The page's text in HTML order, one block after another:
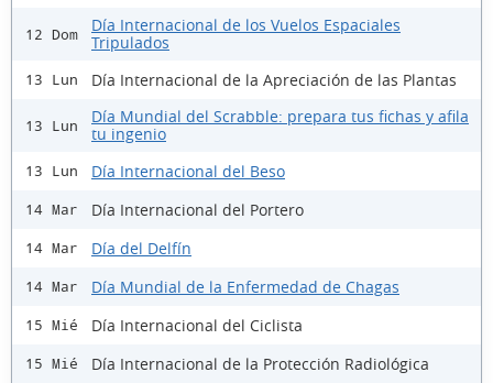
12 Dom
Día Internacional de los Vuelos Espaciales
Tripulados
13 Lun Día Internacional de la Apreciación de las Plantas
13 Lun
Día Mundial del Scrabble: prepara tus fichas y afila
tu ingenio
13 Lun Día Internacional del Beso
14 Mar Día Internacional del Portero
14 Mar Día del Delfín
14 Mar Día Mundial de la Enfermedad de Chagas
15 Mié Día Internacional del Ciclista
15 Mié Día Internacional de la Protección Radiológica